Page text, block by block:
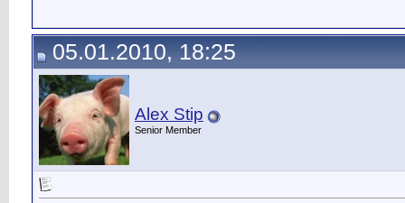
05.01.2010, 18:25
Alex Stip
Senior Member